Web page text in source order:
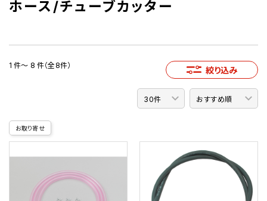
ホース/チューブカッター
1 件～ 8 件（全8件） 絞り込み
お取り寄せ